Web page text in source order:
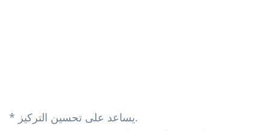
* يساعد على تحسين التركيز.